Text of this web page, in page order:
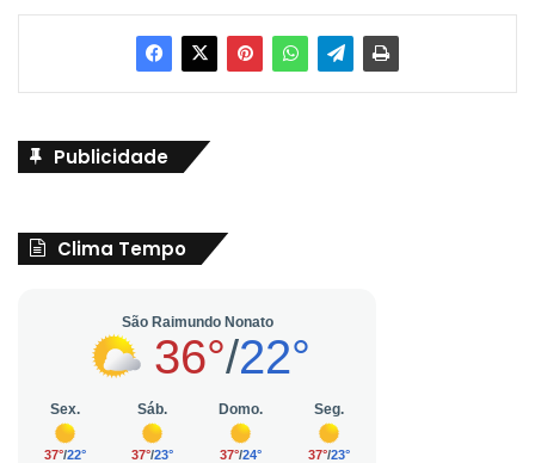
Publicidade
Clima Tempo